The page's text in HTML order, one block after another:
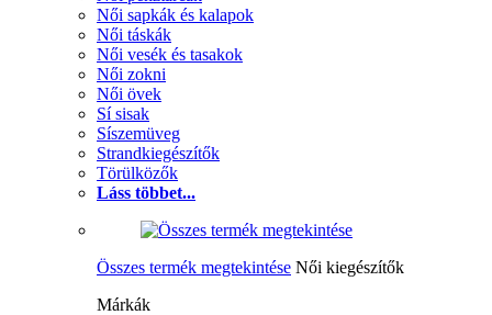
Női sapkák és kalapok
Női táskák
Női vesék és tasakok
Női zokni
Női övek
Sí sisak
Síszemüveg
Strandkiegészítők
Törülközők
Láss többet...
Összes termék megtekintése Női kiegészítők
Márkák